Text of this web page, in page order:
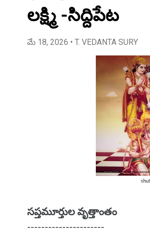
లక్ష్మి -సిద్దిపేట
మే 18, 2026 • T. VEDANTA SURY
సప్తమూర్తుల వృత్తాంతం
----------------------